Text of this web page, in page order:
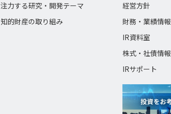
注力する研究・開発テーマ
知的財産の取り組み
経営方針
財務・業績情報
IR資料室
株式・社債情報
IRサポート